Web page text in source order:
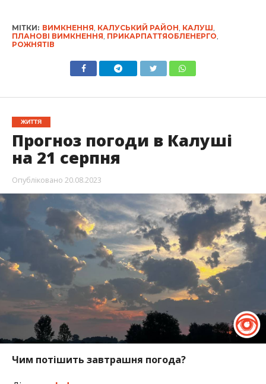
МІТКИ: ВИМКНЕННЯ КАЛУСЬКИЙ РАЙОН КАЛУШ
ПЛАНОВІ ВИМКНЕННЯ ПРИКАРПАТТЯОБЛЕНЕРГО
РОЖНЯТІВ
ЖИТТЯ
Прогноз погоди в Калуші
на 21 серпня
Опубліковано 20.08.2023
Чим потішить завтрашня погода?